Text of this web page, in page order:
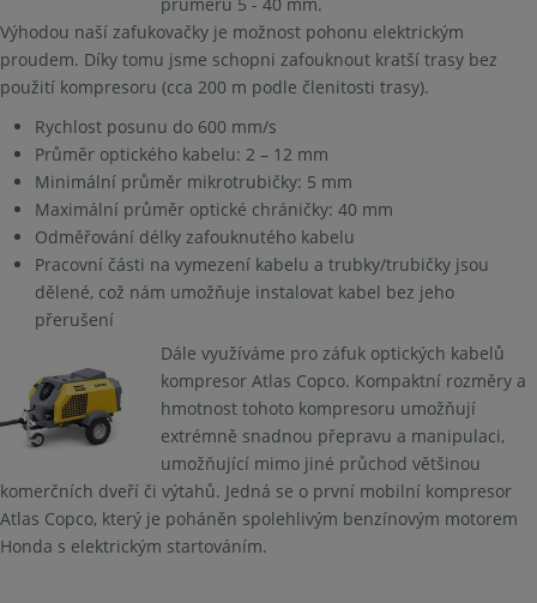
Výhodou naší zafukovačky je možnost pohonu elektrickým
proudem. Díky tomu jsme schopni zafouknout kratší trasy bez
použití kompresoru (cca 200 m podle členitosti trasy).
Rychlost posunu do 600 mm/s
Průměr optického kabelu: 2 – 12 mm
Minimální průměr mikrotrubičky: 5 mm
Maximální průměr optické chráničky: 40 mm
Odměřování délky zafouknutého kabelu
Pracovní části na vymezení kabelu a trubky/trubičky jsou
dělené, což nám umožňuje instalovat kabel bez jeho
přerušení
Dále využíváme pro záfuk optických kabelů
kompresor Atlas Copco. Kompaktní rozměry a
hmotnost tohoto kompresoru umožňují
extrémně snadnou přepravu a manipulaci,
umožňující mimo jiné průchod většinou
komerčních dveří či výtahů. Jedná se o první mobilní kompresor
Atlas Copco, který je poháněn spolehlivým benzínovým motorem
Honda s elektrickým startováním.